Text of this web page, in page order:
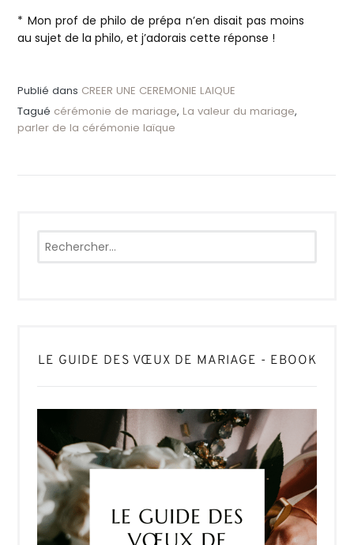
* Mon prof de philo de prépa n’en disait pas moins
au sujet de la philo, et j’adorais cette réponse !
Publié dans CREER UNE CEREMONIE LAIQUE
Tagué cérémonie de mariage,La valeur du mariage,
parler de la cérémonie laïque
LE GUIDE DES VŒUX DE MARIAGE - EBOOK